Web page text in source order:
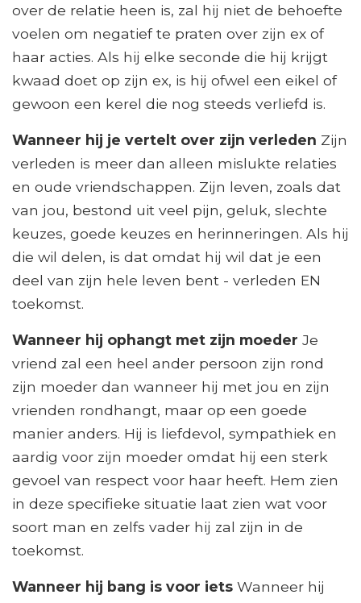
over de relatie heen is, zal hij niet de behoefte
voelen om negatief te praten over zijn ex of
haar acties. Als hij elke seconde die hij krijgt
kwaad doet op zijn ex, is hij ofwel een eikel of
gewoon een kerel die nog steeds verliefd is.
Wanneer hij je vertelt over zijn verleden Zijn
verleden is meer dan alleen mislukte relaties
en oude vriendschappen. Zijn leven, zoals dat
van jou, bestond uit veel pijn, geluk, slechte
keuzes, goede keuzes en herinneringen. Als hij
die wil delen, is dat omdat hij wil dat je een
deel van zijn hele leven bent - verleden EN
toekomst.
Wanneer hij ophangt met zijn moeder Je
vriend zal een heel ander persoon zijn rond
zijn moeder dan wanneer hij met jou en zijn
vrienden rondhangt, maar op een goede
manier anders. Hij is liefdevol, sympathiek en
aardig voor zijn moeder omdat hij een sterk
gevoel van respect voor haar heeft. Hem zien
in deze specifieke situatie laat zien wat voor
soort man en zelfs vader hij zal zijn in de
toekomst.
Wanneer hij bang is voor iets Wanneer hij